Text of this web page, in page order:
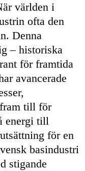
världen i
ofta den
Denna
– historiska
för framtida
avancerade
fram till för
energi till
för en
basindustri
stigande